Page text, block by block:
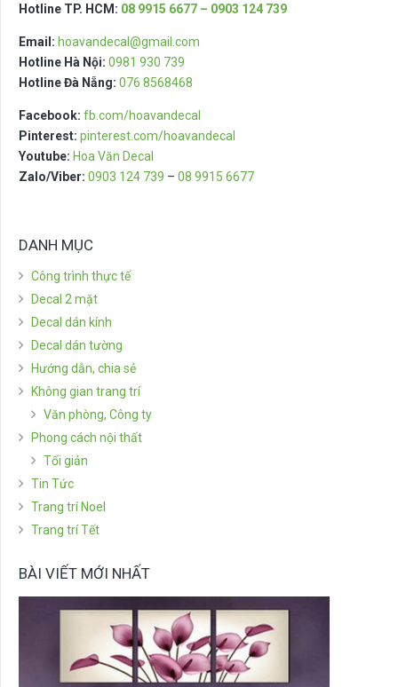
Hotline TP. HCM: 08 9915 6677 – 0903 124 739
Email: hoavandecal@gmail.com
Hotline Hà Nội: 0981 930 739
Hotline Đà Nẵng: 076 8568468
Facebook: fb.com/hoavandecal
Pinterest: pinterest.com/hoavandecal
Youtube: Hoa Văn Decal
Zalo/Viber: 0903 124 739 – 08 9915 6677
DANH MỤC
Công trình thực tế
Decal 2 mặt
Decal dán kính
Decal dán tường
Hướng dẫn, chia sẻ
Không gian trang trí
Văn phòng, Công ty
Phong cách nội thất
Tối giản
Tin Tức
Trang trí Noel
Trang trí Tết
BÀI VIẾT MỚI NHẤT